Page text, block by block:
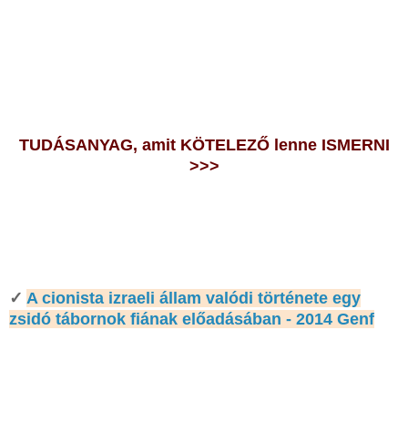
TUDÁSANYAG, amit KÖTELEZŐ lenne ISMERNI
>>>
✓ A cionista izraeli állam valódi története egy
zsidó tábornok fiának előadásában - 2014 Genf